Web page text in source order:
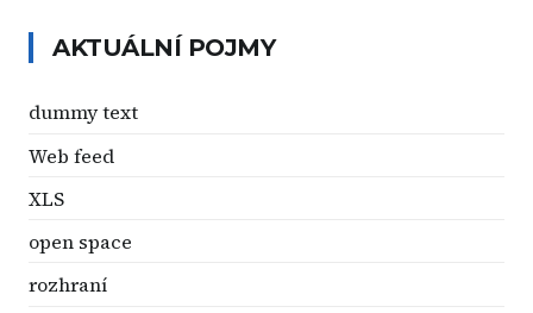
AKTUÁLNÍ POJMY
dummy text
Web feed
XLS
open space
rozhraní